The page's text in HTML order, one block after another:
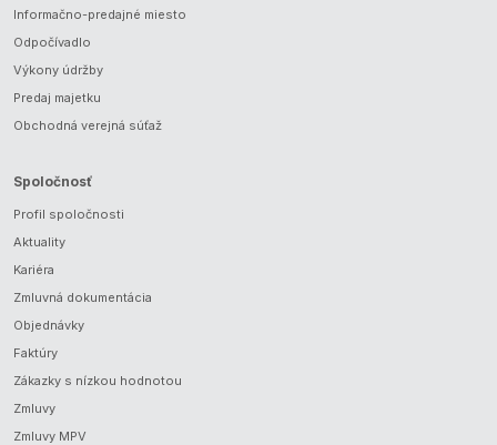
Informačno-predajné miesto
Odpočívadlo
Výkony údržby
Predaj majetku
Obchodná verejná súťaž
Spoločnosť
Profil spoločnosti
Aktuality
Kariéra
Zmluvná dokumentácia
Objednávky
Faktúry
Zákazky s nízkou hodnotou
Zmluvy
Zmluvy MPV